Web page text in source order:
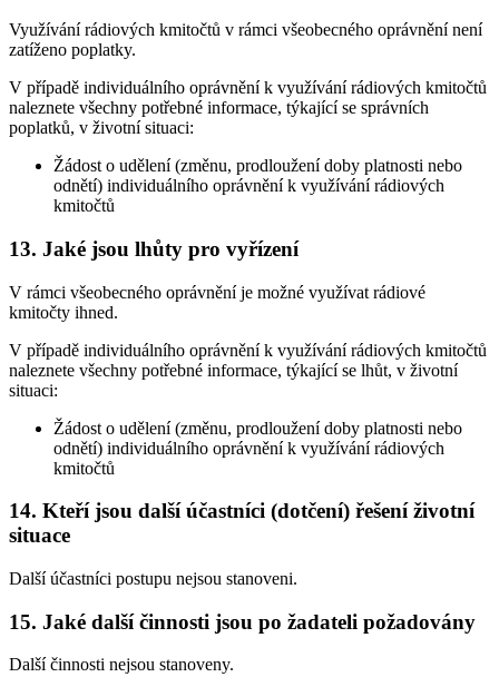
Využívání rádiových kmitočtů v rámci všeobecného oprávnění není
zatíženo poplatky.
V případě individuálního oprávnění k využívání rádiových kmitočtů
naleznete všechny potřebné informace, týkající se správních
poplatků, v životní situaci:
Žádost o udělení (změnu, prodloužení doby platnosti nebo
odnětí) individuálního oprávnění k využívání rádiových
kmitočtů
13. Jaké jsou lhůty pro vyřízení
V rámci všeobecného oprávnění je možné využívat rádiové
kmitočty ihned.
V případě individuálního oprávnění k využívání rádiových kmitočtů
naleznete všechny potřebné informace, týkající se lhůt, v životní
situaci:
Žádost o udělení (změnu, prodloužení doby platnosti nebo
odnětí) individuálního oprávnění k využívání rádiových
kmitočtů
14. Kteří jsou další účastníci (dotčení) řešení životní
situace
Další účastníci postupu nejsou stanoveni.
15. Jaké další činnosti jsou po žadateli požadovány
Další činnosti nejsou stanoveny.